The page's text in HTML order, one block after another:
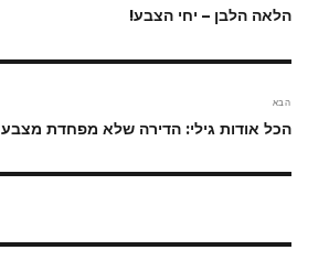
הפוסט
הלאה הלבן – יחי הצבע!
הבא
הפוסט
הכל אודות גילי: הדירה שלא מפחדת מצבע